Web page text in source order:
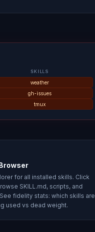
SKILLS
weather
gh-issues
tmux
for all installed skills. Click
SKILL.md, scripts, and
fidelity stats: which skills are
used vs dead weight.